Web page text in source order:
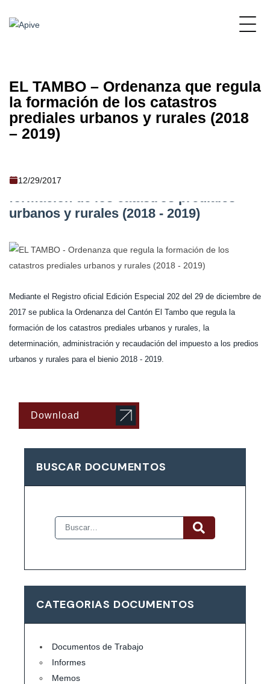
EL TAMBO – Ordenanza que regula
la formación de los catastros
prediales urbanos y rurales (2018
– 2019)
12/29/2017
EL TAMBO - Ordenanza que regula la
formación de los catastros prediales
urbanos y rurales (2018 - 2019)
Mediante el Registro oficial Edición Especial 202 del 29 de diciembre de
2017 se publica la Ordenanza del Cantón El Tambo que regula la
formación de los catastros prediales urbanos y rurales, la
determinación, administración y recaudación del impuesto a los predios
urbanos y rurales para el bienio 2018 - 2019.
Download
BUSCAR DOCUMENTOS
CATEGORIAS DOCUMENTOS
Documentos de Trabajo
Informes
Memos